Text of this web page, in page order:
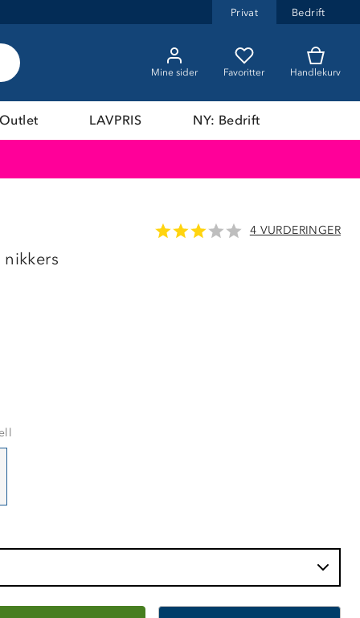
Privat Bedrift
Mine sider Favoritter Handlekurv
LAVPRIS NY: Bedrift
4 VURDERINGER